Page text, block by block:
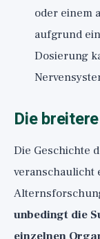
oder einem
aufgrund
Dosierung
Die
Die Geschichte
veranschaulicht
unbedingt die